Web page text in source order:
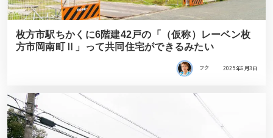
枚方市駅ちかくに6階建42戸の「（仮称）レーベン枚
方市岡南町Ⅱ」って共同住宅ができるみたい
フク 2025年6月3日